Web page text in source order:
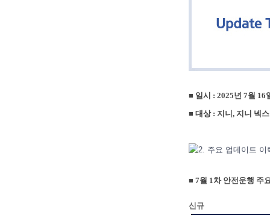
■ 일시 : 2025년 7월 16
■ 대상 : 지니, 지니 넥
■ 7월 1차 안전운행 주
신규